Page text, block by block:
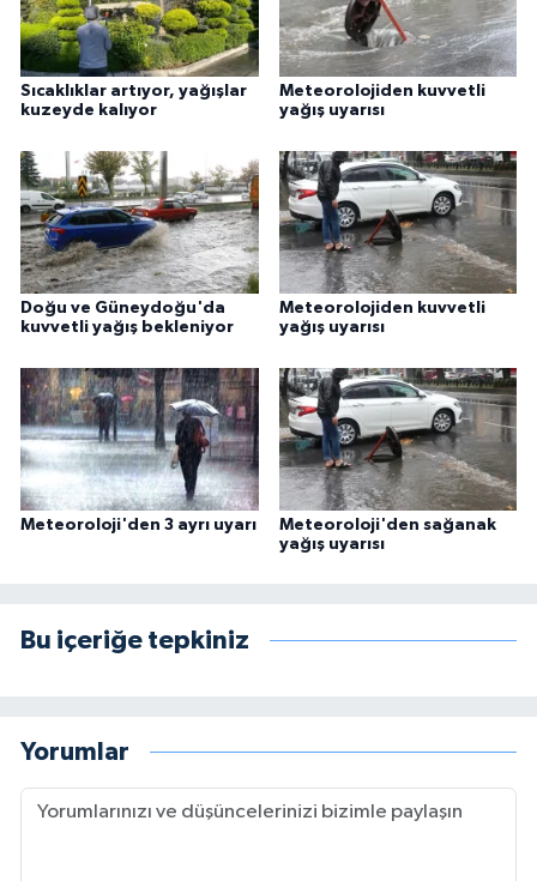
Sıcaklıklar artıyor, yağışlar
kuzeyde kalıyor
Meteorolojiden kuvvetli
yağış uyarısı
Doğu ve Güneydoğu'da
kuvvetli yağış bekleniyor
Meteorolojiden kuvvetli
yağış uyarısı
Meteoroloji'den 3 ayrı uyarı
Meteoroloji'den sağanak
yağış uyarısı
Bu içeriğe tepkiniz
Yorumlar